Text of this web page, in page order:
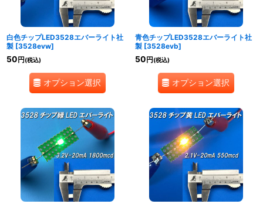
白色チップLED3528エバーライト社
製 [3528evw]
50円(税込)
オプション選択
青色チップLED3528エバーライト社
製 [3528evb]
50円(税込)
オプション選択